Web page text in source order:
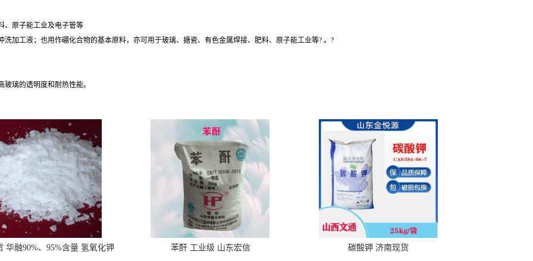
、原子能工业及电子管等
加工液；也用作硼化合物的基本原料，亦可用于玻璃、搪瓷、有色金属焊接、肥料、原子能工业等? 。?
璃的透明度和耐热性能。
华融90%、95%含量 氢氧化钾
苯酐 工业级 山东宏信 碳酸钾 济南现货